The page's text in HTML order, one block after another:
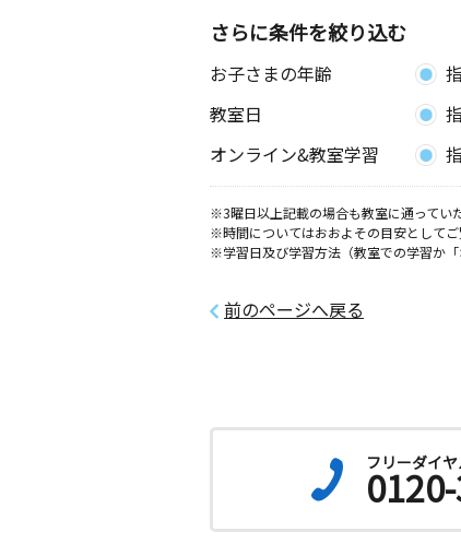
神奈川県藤沢市片瀬１丁目５‐３
木 金
神奈川県鎌倉市西鎌倉１丁目１９
ル西鎌倉１階
柳小路教室
月 火 水 木 金
瀬１０２
神奈川県藤沢市鵠沼松が岡３丁目
鵠沼海岸１丁
0歳～高校生
さらに条件を絞り込む
お子さまの年齢
教室日
オンライン&教室学習
※3曜日以上記載の場合も教室に通ってい
※時間についてはおおよその目安として
※学習日及び学習方法（教室での学習か
前のページへ戻る
フリーダイ